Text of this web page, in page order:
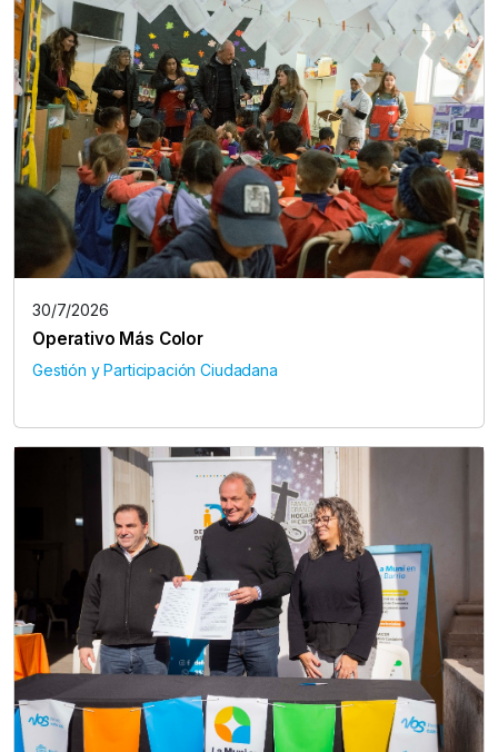
30/7/2026
Operativo Más Color
Gestión y Participación Ciudadana